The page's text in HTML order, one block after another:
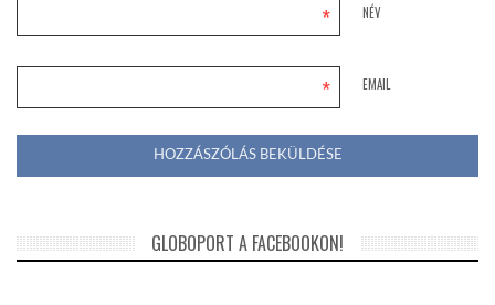
NÉV
*
EMAIL
*
GLOBOPORT A FACEBOOKON!